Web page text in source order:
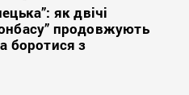
як двічі
продовжують
боротися з